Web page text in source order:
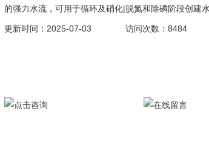
的强力水流，可用于循环及硝化|脱氮和除磷阶段创建水
更新时间：2025-07-03 访问次数：8484